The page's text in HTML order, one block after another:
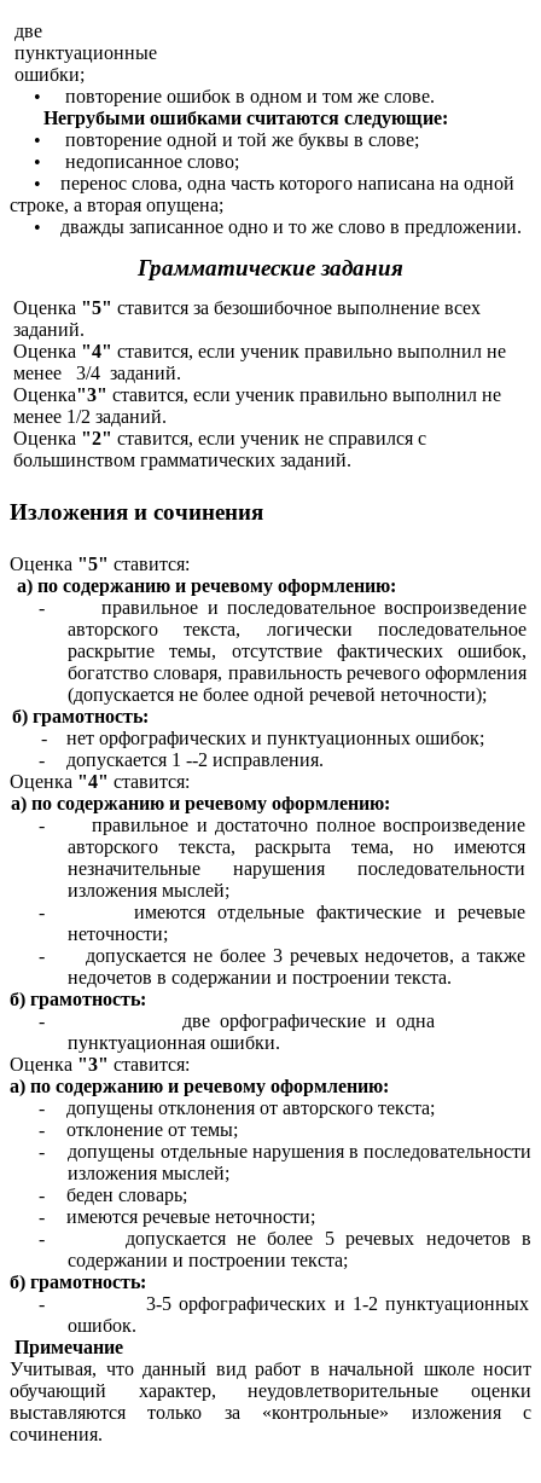
две
пунктуационные
ошибки;
• повторение ошибок в одном и том же слове.
Негрубыми ошибками считаются следующие:
• повторение одной и той же буквы в слове;
• недописанное слово;
• перенос слова, одна часть которого написана на одной
строке, а вторая опущена;
• дважды записанное одно и то же слово в предложении.
Грамматические задания
Оценка "5" ставится за безошибочное выполнение всех
заданий.
Оценка "4" ставится, если ученик правильно выполнил не
менее 3/4 заданий.
Оценка"3" ставится, если ученик правильно выполнил не
менее 1/2 заданий.
Оценка "2" ставится, если ученик не справился с
большинством грамматических заданий.
Изложения и сочинения
Оценка "5" ставится:
а) по содержанию и речевому оформлению:
-
правильное и последовательное воспроизведение
авторского текста, логически последовательное
раскрытие темы, отсутствие фактических ошибок,
богатство словаря, правильность речевого оформления
(допускается не более одной речевой неточности);
б) грамотность:
- нет орфографических и пунктуационных ошибок;
-
допускается 1 --2 исправления.
Оценка "4" ставится:
а) по содержанию и речевому оформлению:
-
правильное и достаточно полное воспроизведение
авторского текста, раскрыта тема, но имеются
незначительные нарушения последовательности
изложения мыслей;
-
имеются отдельные фактические и речевые
неточности;
-
допускается не более 3 речевых недочетов, а также
недочетов в содержании и построении текста.
б) грамотность:
-
две орфографические и одна
пунктуационная ошибки.
Оценка "3" ставится:
а) по содержанию и речевому оформлению:
-
допущены отклонения от авторского текста;
-
отклонение от темы;
-
допущены отдельные нарушения в последовательности
изложения мыслей;
-
беден словарь;
-
имеются речевые неточности;
-
допускается не более 5 речевых недочетов в
содержании и построении текста;
б) грамотность:
-
3-5 орфографических и 1-2 пунктуационных
ошибок.
Примечание
Учитывая, что данный вид работ в начальной школе носит
обучающий характер, неудовлетворительные оценки
выставляются только за «контрольные» изложения с
сочинения.